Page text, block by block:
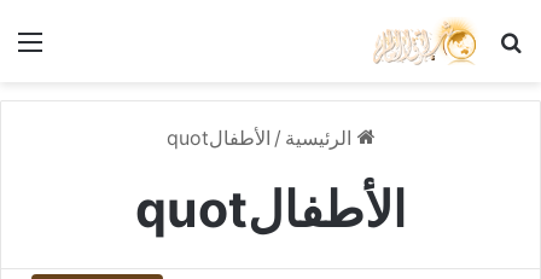
بحث عن
الرئيسية / الأطفالquot
الأطفالquot